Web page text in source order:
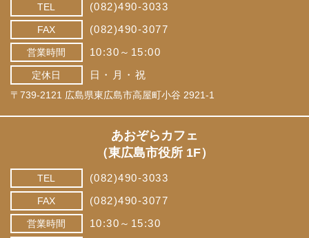
TEL (082)490-3033
FAX (082)490-3077
営業時間 10:30～15:00
定休日 日・月・祝
〒739-2121 広島県東広島市高屋町小谷 2921-1
あおぞらカフェ
（東広島市役所 1F）
TEL (082)490-3033
FAX (082)490-3077
営業時間 10:30～15:30